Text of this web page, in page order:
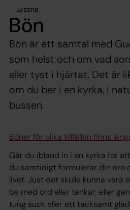
Lyssna
Bön
Bön är ett samtal med
som helst och om vad
eller tyst i hjärtat. Det är
om du ber i en kyrka, i
bussen.
Böner för olika tillfällen finns
Går du ibland in i en kyrka för
du samtidigt formulerar din oro
livet. Just det skulle kunna vara
be med ord eller tankar, eller
tung suck eller ett tacksamt